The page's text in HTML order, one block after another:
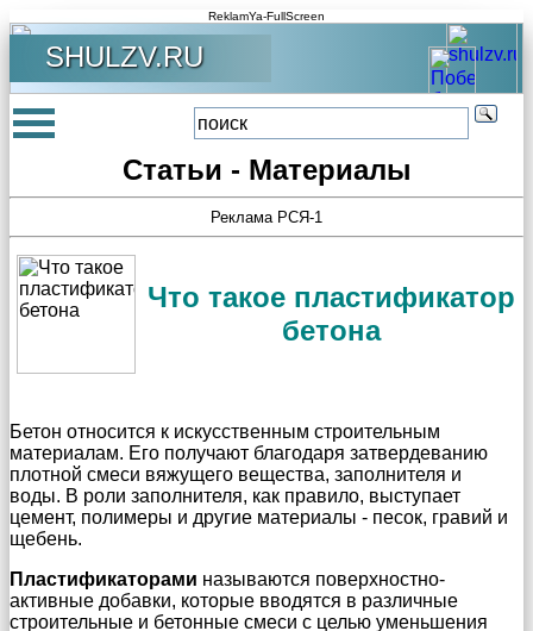
ReklamYa-FullScreen
SHULZV.RU
Статьи - Материалы
Реклама РСЯ-1
Что такое пластификатор
бетона
Бетон относится к искусственным строительным
материалам. Его получают благодаря затвердеванию
плотной смеси вяжущего вещества, заполнителя и
воды. В роли заполнителя, как правило, выступает
цемент, полимеры и другие материалы - песок, гравий и
щебень.
Пластификаторами называются поверхностно-
активные добавки, которые вводятся в различные
строительные и бетонные смеси с целью уменьшения